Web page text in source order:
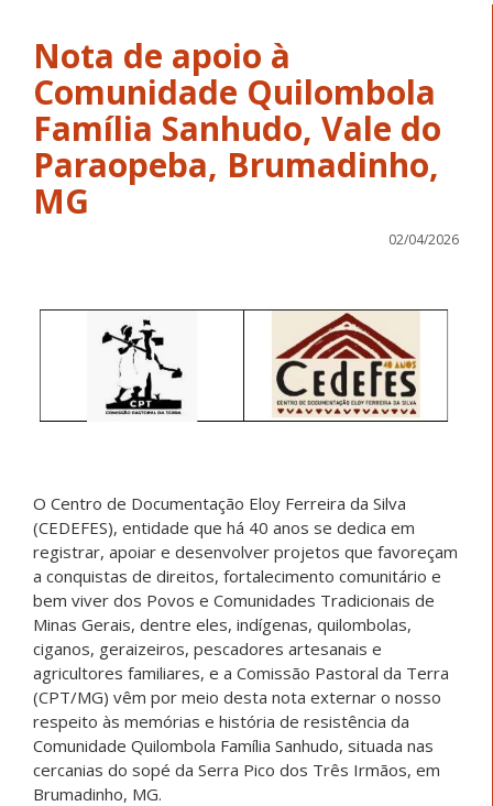
Nota de apoio à
Comunidade Quilombola
Família Sanhudo, Vale do
Paraopeba, Brumadinho,
MG
02/04/2026
O Centro de Documentação Eloy Ferreira da Silva
(CEDEFES), entidade que há 40 anos se dedica em
registrar, apoiar e desenvolver projetos que favoreçam
a conquistas de direitos, fortalecimento comunitário e
bem viver dos Povos e Comunidades Tradicionais de
Minas Gerais, dentre eles, indígenas, quilombolas,
ciganos, geraizeiros, pescadores artesanais e
agricultores familiares, e a Comissão Pastoral da Terra
(CPT/MG) vêm por meio desta nota externar o nosso
respeito às memórias e história de resistência da
Comunidade Quilombola Família Sanhudo, situada nas
cercanias do sopé da Serra Pico dos Três Irmãos, em
Brumadinho, MG.